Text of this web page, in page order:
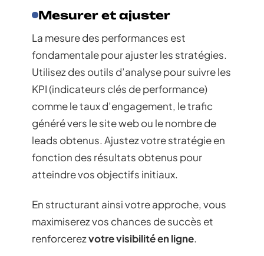
Mesurer et ajuster
La mesure des performances est
fondamentale pour ajuster les stratégies.
Utilisez des outils d’analyse pour suivre les
KPI (indicateurs clés de performance)
comme le taux d’engagement, le trafic
généré vers le site web ou le nombre de
leads obtenus. Ajustez votre stratégie en
fonction des résultats obtenus pour
atteindre vos objectifs initiaux.
En structurant ainsi votre approche, vous
maximiserez vos chances de succès et
renforcerezvotre visibilité en ligne.